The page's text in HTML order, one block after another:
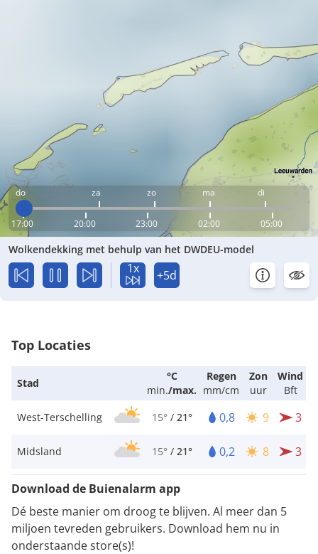
do za zo ma di
17:00 20:00 23:00 02:00 05:00
Wolkendekking met behulp van het DWDEU-model
1x +5d
Top Locaties
Stad
°C
min./max.
Regen
mm/cm
Zon
uur
Wind
Bft
West-Terschelling
15° / 21° 0,8 9 3
Midsland 15° / 21° 0,2 8 3
Download de Buienalarm app
Dé beste manier om droog te blijven. Al meer dan 5
miljoen tevreden gebruikers. Download hem nu in
onderstaande store(s)!